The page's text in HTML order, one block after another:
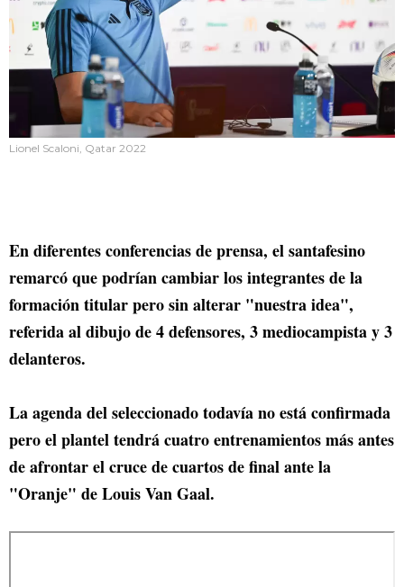
Lionel Scaloni, Qatar 2022
En diferentes conferencias de prensa, el santafesino
remarcó que podrían cambiar los integrantes de la
formación titular pero sin alterar "nuestra idea",
referida al dibujo de 4 defensores, 3 mediocampista y 3
delanteros.
La agenda del seleccionado todavía no está confirmada
pero el plantel tendrá cuatro entrenamientos más antes
de afrontar el cruce de cuartos de final ante la
"Oranje" de Louis Van Gaal.